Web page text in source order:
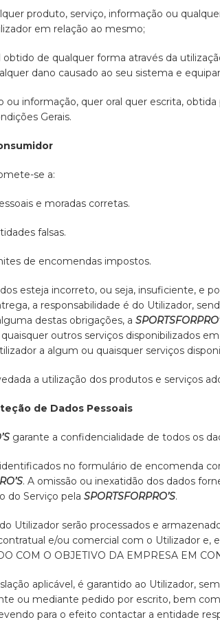
produto, serviço, informação ou
em relação ao mesmo;
de qualquer forma através da
dano causado ao seu sistema e
informação, quer oral quer escrita,
Gerais.
se a:
e moradas corretas.
falsas.
de encomendas impostos.
esteja incorreto, ou seja, insuficiente, e
a responsabilidade é do Utilizador,
destas obrigações, a
outros serviços disponibilizados
a algum ou quaisquer serviços
a utilização dos produtos e serviços
de Dados Pessoais
garante a confidencialidade de todos os
no formulário de encomenda
. A omissão ou inexatidão dos dados
do Serviço pela SPORTSFORPRO’S.
Utilizador serão processados e
e/ou comercial com o Utilizador e,
COM O OBJETIVO DA EMPRESA EM
aplicável, é garantido ao Utilizador,
ou mediante pedido por escrito, bem
para o efeito contactar a entidade